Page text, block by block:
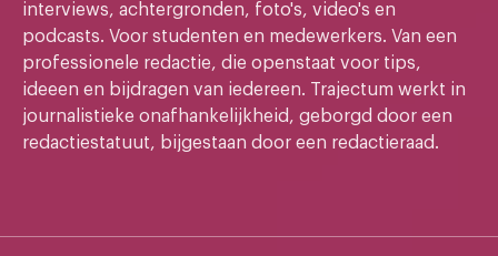
interviews, achtergronden, foto's, video's en
podcasts. Voor studenten en medewerkers. Van een
professionele redactie, die openstaat voor tips,
ideeen en bijdragen van iedereen. Trajectum werkt in
journalistieke onafhankelijkheid, geborgd door een
redactiestatuut, bijgestaan door een redactieraad.